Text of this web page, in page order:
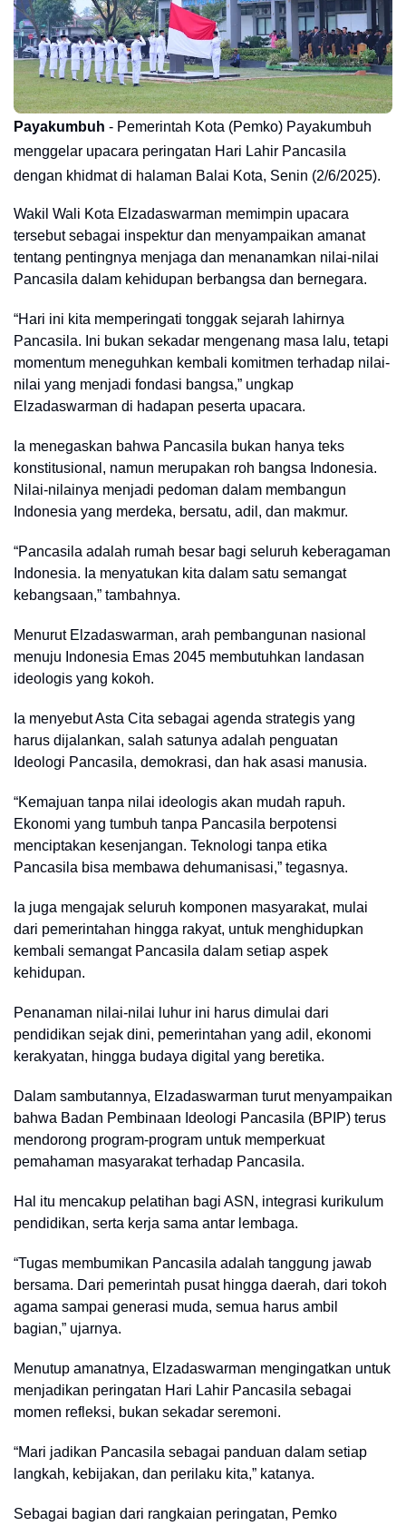
Payakumbuh - Pemerintah Kota (Pemko) Payakumbuh
menggelar upacara peringatan Hari Lahir Pancasila
dengan khidmat di halaman Balai Kota, Senin (2/6/2025).
Wakil Wali Kota Elzadaswarman memimpin upacara
tersebut sebagai inspektur dan menyampaikan amanat
tentang pentingnya menjaga dan menanamkan nilai-nilai
Pancasila dalam kehidupan berbangsa dan bernegara.
“Hari ini kita memperingati tonggak sejarah lahirnya
Pancasila. Ini bukan sekadar mengenang masa lalu, tetapi
momentum meneguhkan kembali komitmen terhadap nilai-
nilai yang menjadi fondasi bangsa,” ungkap
Elzadaswarman di hadapan peserta upacara.
Ia menegaskan bahwa Pancasila bukan hanya teks
konstitusional, namun merupakan roh bangsa Indonesia.
Nilai-nilainya menjadi pedoman dalam membangun
Indonesia yang merdeka, bersatu, adil, dan makmur.
“Pancasila adalah rumah besar bagi seluruh keberagaman
Indonesia. Ia menyatukan kita dalam satu semangat
kebangsaan,” tambahnya.
Menurut Elzadaswarman, arah pembangunan nasional
menuju Indonesia Emas 2045 membutuhkan landasan
ideologis yang kokoh.
Ia menyebut Asta Cita sebagai agenda strategis yang
harus dijalankan, salah satunya adalah penguatan
Ideologi Pancasila, demokrasi, dan hak asasi manusia.
“Kemajuan tanpa nilai ideologis akan mudah rapuh.
Ekonomi yang tumbuh tanpa Pancasila berpotensi
menciptakan kesenjangan. Teknologi tanpa etika
Pancasila bisa membawa dehumanisasi,” tegasnya.
Ia juga mengajak seluruh komponen masyarakat, mulai
dari pemerintahan hingga rakyat, untuk menghidupkan
kembali semangat Pancasila dalam setiap aspek
kehidupan.
Penanaman nilai-nilai luhur ini harus dimulai dari
pendidikan sejak dini, pemerintahan yang adil, ekonomi
kerakyatan, hingga budaya digital yang beretika.
Dalam sambutannya, Elzadaswarman turut menyampaikan
bahwa Badan Pembinaan Ideologi Pancasila (BPIP) terus
mendorong program-program untuk memperkuat
pemahaman masyarakat terhadap Pancasila.
Hal itu mencakup pelatihan bagi ASN, integrasi kurikulum
pendidikan, serta kerja sama antar lembaga.
“Tugas membumikan Pancasila adalah tanggung jawab
bersama. Dari pemerintah pusat hingga daerah, dari tokoh
agama sampai generasi muda, semua harus ambil
bagian,” ujarnya.
Menutup amanatnya, Elzadaswarman mengingatkan untuk
menjadikan peringatan Hari Lahir Pancasila sebagai
momen refleksi, bukan sekadar seremoni.
“Mari jadikan Pancasila sebagai panduan dalam setiap
langkah, kebijakan, dan perilaku kita,” katanya.
Sebagai bagian dari rangkaian peringatan, Pemko